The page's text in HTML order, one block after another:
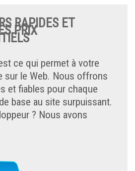
RAPIDES ET
PRIX
ce qui permet à votre
sur le Web. Nous offrons
et fiables pour chaque
base au site surpuissant.
? Nous avons